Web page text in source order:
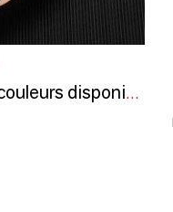
Doseur de spaghettis - 4 couleurs disponibles